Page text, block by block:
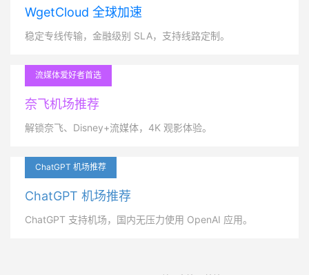
WgetCloud 全球加速
稳定专线传输，金融级别 SLA，支持线路定制。
流媒体爱好者首选
奈飞机场推荐
解锁奈飞、Disney+流媒体，4K 观影体验。
ChatGPT 机场推荐
ChatGPT 机场推荐
ChatGPT 支持机场，国内无压力使用 OpenAI 应用。